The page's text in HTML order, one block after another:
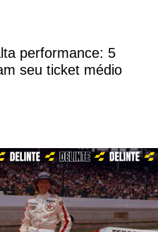
performance: 5
seu ticket médio